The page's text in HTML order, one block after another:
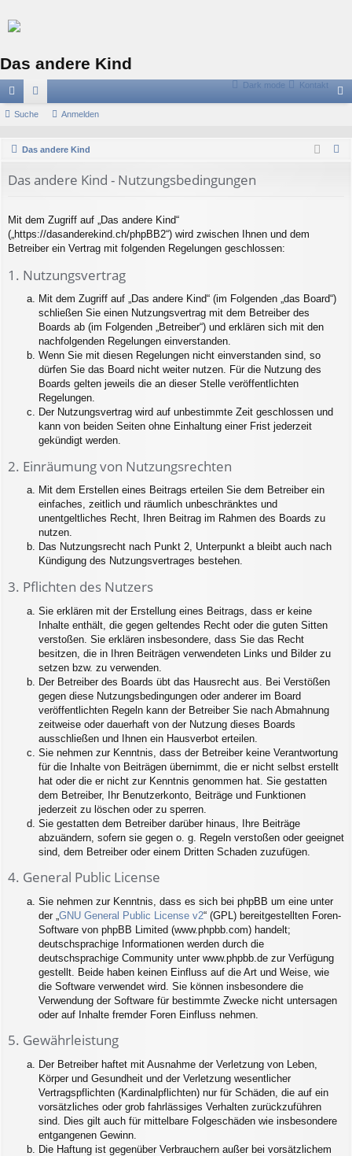
Das andere Kind
ch
ug
or
Dark mode Kontakt
Suche Anmelden
Das andere Kind
Das andere Kind - Nutzungsbedingungen
Mit dem Zugriff auf „Das andere Kind“
(„https://dasanderekind.ch/phpBB2“) wird zwischen Ihnen und dem
Betreiber ein Vertrag mit folgenden Regelungen geschlossen:
1. Nutzungsvertrag
Mit dem Zugriff auf „Das andere Kind“ (im Folgenden „das Board“)
schließen Sie einen Nutzungsvertrag mit dem Betreiber des
Boards ab (im Folgenden „Betreiber“) und erklären sich mit den
nachfolgenden Regelungen einverstanden.
Wenn Sie mit diesen Regelungen nicht einverstanden sind, so
dürfen Sie das Board nicht weiter nutzen. Für die Nutzung des
Boards gelten jeweils die an dieser Stelle veröffentlichten
Regelungen.
Der Nutzungsvertrag wird auf unbestimmte Zeit geschlossen und
kann von beiden Seiten ohne Einhaltung einer Frist jederzeit
gekündigt werden.
2. Einräumung von Nutzungsrechten
Mit dem Erstellen eines Beitrags erteilen Sie dem Betreiber ein
einfaches, zeitlich und räumlich unbeschränktes und
unentgeltliches Recht, Ihren Beitrag im Rahmen des Boards zu
nutzen.
Das Nutzungsrecht nach Punkt 2, Unterpunkt a bleibt auch nach
Kündigung des Nutzungsvertrages bestehen.
3. Pflichten des Nutzers
Sie erklären mit der Erstellung eines Beitrags, dass er keine
Inhalte enthält, die gegen geltendes Recht oder die guten Sitten
verstoßen. Sie erklären insbesondere, dass Sie das Recht
besitzen, die in Ihren Beiträgen verwendeten Links und Bilder zu
setzen bzw. zu verwenden.
Der Betreiber des Boards übt das Hausrecht aus. Bei Verstößen
gegen diese Nutzungsbedingungen oder anderer im Board
veröffentlichten Regeln kann der Betreiber Sie nach Abmahnung
zeitweise oder dauerhaft von der Nutzung dieses Boards
ausschließen und Ihnen ein Hausverbot erteilen.
Sie nehmen zur Kenntnis, dass der Betreiber keine Verantwortung
für die Inhalte von Beiträgen übernimmt, die er nicht selbst erstellt
hat oder die er nicht zur Kenntnis genommen hat. Sie gestatten
dem Betreiber, Ihr Benutzerkonto, Beiträge und Funktionen
jederzeit zu löschen oder zu sperren.
Sie gestatten dem Betreiber darüber hinaus, Ihre Beiträge
abzuändern, sofern sie gegen o. g. Regeln verstoßen oder geeignet
sind, dem Betreiber oder einem Dritten Schaden zuzufügen.
4. General Public License
Sie nehmen zur Kenntnis, dass es sich bei phpBB um eine unter
der „ GNU General Public License v2“ (GPL) bereitgestellten Foren-
Software von phpBB Limited (www.phpbb.com) handelt;
deutschsprachige Informationen werden durch die
deutschsprachige Community unter www.phpbb.de zur Verfügung
gestellt. Beide haben keinen Einfluss auf die Art und Weise, wie
die Software verwendet wird. Sie können insbesondere die
Verwendung der Software für bestimmte Zwecke nicht untersagen
oder auf Inhalte fremder Foren Einfluss nehmen.
5. Gewährleistung
Der Betreiber haftet mit Ausnahme der Verletzung von Leben,
Körper und Gesundheit und der Verletzung wesentlicher
Vertragspflichten (Kardinalpflichten) nur für Schäden, die auf ein
vorsätzliches oder grob fahrlässiges Verhalten zurückzuführen
sind. Dies gilt auch für mittelbare Folgeschäden wie insbesondere
entgangenen Gewinn.
Die Haftung ist gegenüber Verbrauchern außer bei vorsätzlichem